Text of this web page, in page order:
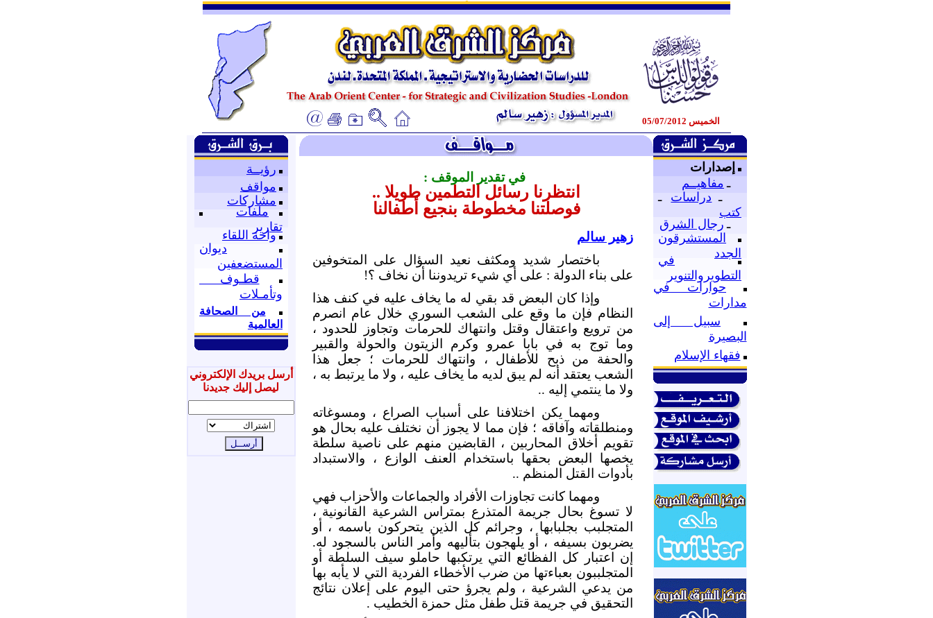
ـ
ـ
الخميس 05/07/2012
رؤيــة
مواقف
مشاركات
ملفات
تقارير
واحة اللقاء
ديوان
المستضعفين
قطـوف
وتأمـلات
من الصحافة
العالمية
أرسل بريدك الإلكتروني
ليصل إليك جديدنا
إصدارات
ـ مفاهيــم
ـ دراسات
ـ
كتب
ـ رجال الشرق
المستشرقون
الجدد
في
التطويروالتنوير
حوارات في
مدارات
سبيل إلى
البصيرة
فقهاء الإسلام
في تقدير الموقف :
انتظرنا رسائل التطمين طويلا ..
فوصلتنا مخطوطة بنجيع أطفالنا
زهير سالم
باختصار شديد ومكثف نعيد السؤال على المتخوفين
على بناء الدولة : على أي شيء تريدوننا أن نخاف ؟!
وإذا كان البعض قد بقي له ما يخاف عليه في كنف هذا
النظام فإن ما وقع على الشعب السوري خلال عام انصرم
من ترويع واعتقال وقتل وانتهاك للحرمات وتجاوز للحدود ،
وما توج به في بابا عمرو وكرم الزيتون والحولة والقبير
والحفة من ذبح للأطفال ، وانتهاك للحرمات ؛ جعل هذا
الشعب يعتقد أنه لم يبق لديه ما يخاف عليه ، ولا ما يرتبط به ،
ولا ما ينتمي إليه ..
ومهما يكن اختلافنا على أسباب الصراع ، ومسوغاته
ومنطلقاته وآفاقه ؛ فإن مما لا يجوز أن نختلف عليه بحال هو
تقويم أخلاق المحاربين ، القابضين منهم على ناصية سلطة
يخصها البعض بحقها باستخدام العنف الوازع ، والاستبداد
بأدوات القتل المنظم ..
ومهما كانت تجاوزات الأفراد والجماعات والأحزاب فهي
لا تسوغ بحال جريمة المتذرع بمتراس الشرعية القانونية ،
المتجلبب بجلبابها ، وجرائم كل الذين يتحركون باسمه ، أو
يضربون بسيفه ، أو يلهجون بتأليهه وأمر الناس بالسجود له.
إن اعتبار كل الفظائع التي يرتكبها حاملو سيف السلطة أو
المتجلببون بعباءتها من ضرب الأخطاء الفردية التي لا يأبه بها
من يدعي الشرعية ، ولم يجرؤ حتى اليوم على إعلان نتائج
التحقيق في جريمة قتل طفل مثل حمزة الخطيب .